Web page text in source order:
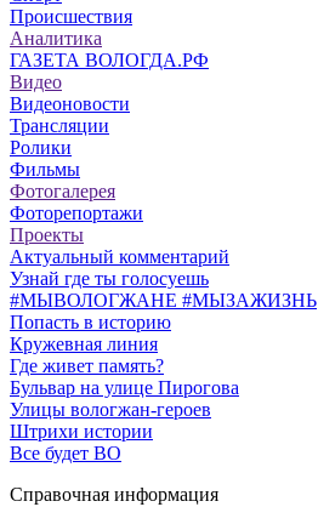
Происшествия
Аналитика
ГАЗЕТА ВОЛОГДА.РФ
Видео
Видеоновости
Трансляции
Ролики
Фильмы
Фотогалерея
Фоторепортажи
Проекты
Актуальный комментарий
Узнай где ты голосуешь
#МЫВОЛОГЖАНЕ #МЫЗАЖИЗНЬ
Попасть в историю
Кружевная линия
Где живет память?
Бульвар на улице Пирогова
Улицы вологжан-героев
Штрихи истории
Все будет ВО
Справочная информация